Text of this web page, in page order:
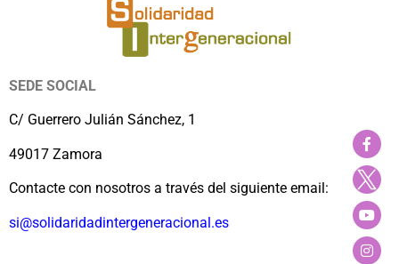
SEDE SOCIAL
C/ Guerrero Julián Sánchez, 1
49017 Zamora
Contacte con nosotros a través del siguiente email:
si@solidaridadintergeneracional.es